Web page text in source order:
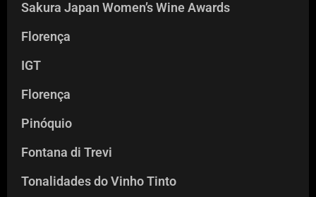
Sakura Japan Women’s Wine Awards
Florença
IGT
Florença
Pinóquio
Fontana di Trevi
Tonalidades do Vinho Tinto